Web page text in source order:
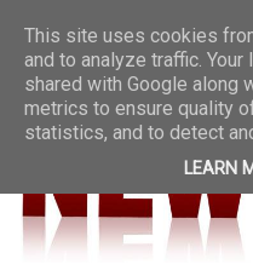
This site uses cookies
and to analyze traffic.
shared with Google along
metrics to ensure quality
statistics, and to detect
LEARN